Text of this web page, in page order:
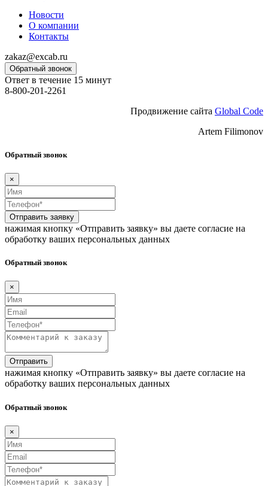
Новости
О компании
Контакты
zakaz@excab.ru
Обратный звонок
Ответ в течение 15 минут
8-800-201-2261
Продвижение сайта Global Code
Artem Filimonov
Обратный звонок
×
Отправить заявку
нажимая кнопку «Отправить заявку» вы даете согласие на
обработку ваших персональных данных
Обратный звонок
×
Отправить
нажимая кнопку «Отправить заявку» вы даете согласие на
обработку ваших персональных данных
Обратный звонок
×